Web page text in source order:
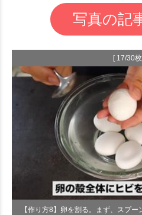
写真の記
[ 17/30
【作り方8】卵を割る。まず、スプ